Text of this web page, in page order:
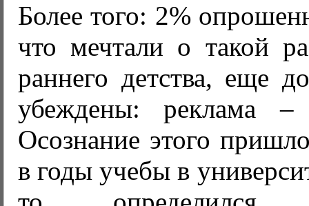
Более того: 2%
что мечтали о такой
раннего детства, еще
убеждены: реклама –
Осознание этого
в годы учебы в